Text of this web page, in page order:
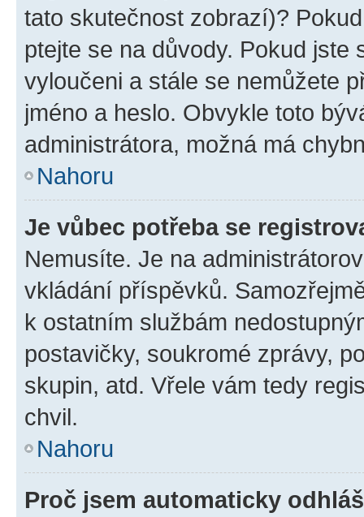
tato skutečnost zobrazí)?
ptejte se na důvody. Pokud jste
vyloučeni a stále se nemůžete
jméno a heslo. Obvykle toto
administrátora, možná má
Nahoru
Je vůbec potřeba se
Nemusíte. Je na
vkládání příspěvků.
k ostatním službám
postavičky, soukromé zprávy,
skupin, atd. Vřele vám tedy
chvil.
Nahoru
Proč jsem automaticky